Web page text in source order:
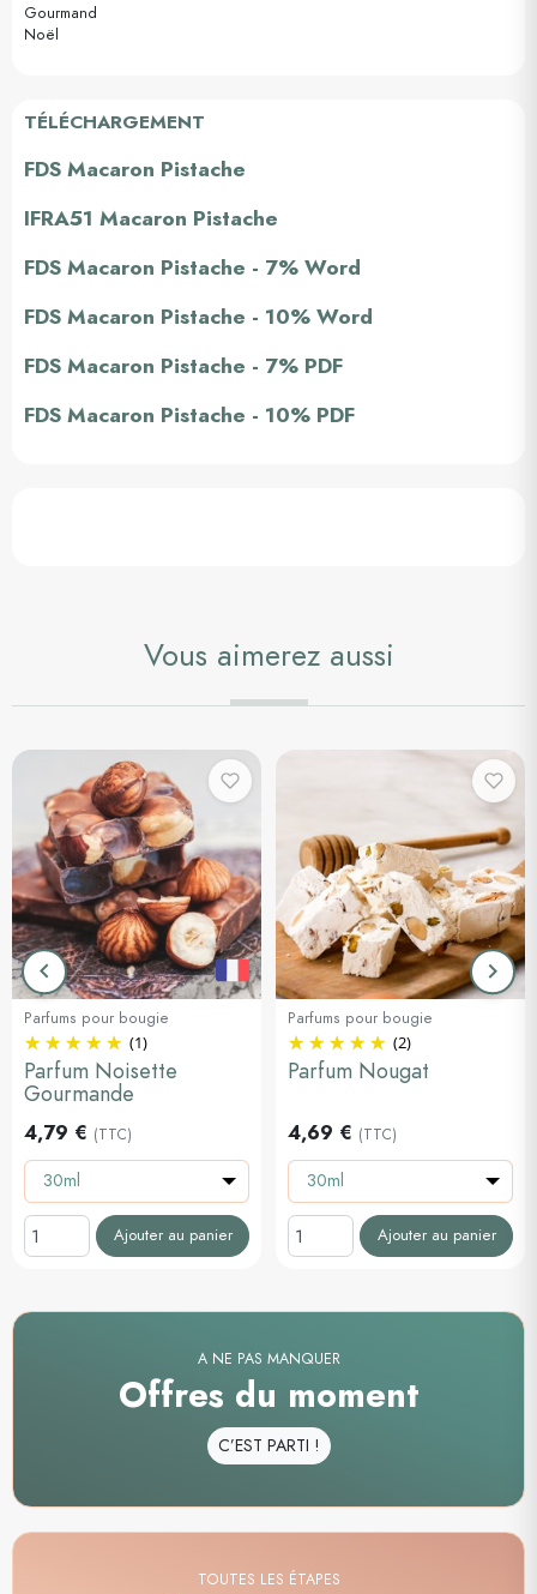
Gourmand
Noël
TÉLÉCHARGEMENT
FDS Macaron Pistache
IFRA51 Macaron Pistache
FDS Macaron Pistache - 7% Word
FDS Macaron Pistache - 10% Word
FDS Macaron Pistache - 7% PDF
FDS Macaron Pistache - 10% PDF
Vous aimerez aussi
Précédent
keyboard_arrow_left
Parfums pour bougie
(1)
Parfum Noisette
Gourmande
4,79 € (TTC)
30ml
Ajouter au panier
Parfums pour bougie
(2)
Parfum Nougat
4,69 € (TTC)
30ml
Ajouter au panier
keyboard_arrow_right
A NE PAS MANQUER
Offres du moment
C’EST PARTI !
TOUTES LES ÉTAPES